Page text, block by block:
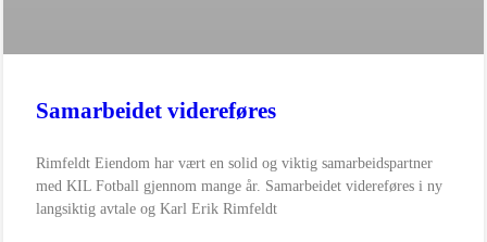
Samarbeidet videreføres
Rimfeldt Eiendom har vært en solid og viktig samarbeidspartner
med KIL Fotball gjennom mange år. Samarbeidet videreføres i ny
langsiktig avtale og Karl Erik Rimfeldt